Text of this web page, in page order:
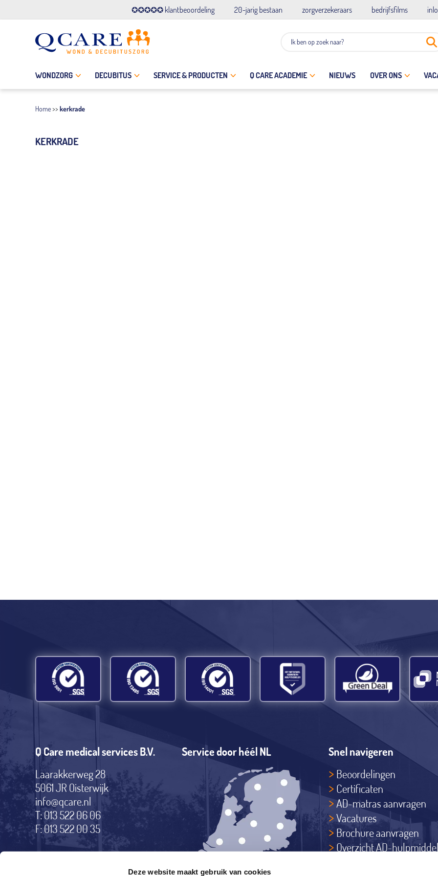
Deze website maakt gebruik van cookies
✪✪✪✪✪ klantbeoordeling 20-jarig bestaan zorgverzekeraars bedrijfsfilms
WONDZORG DECUBITUS SERVICE & PRODUCTEN Q CARE ACADEMIE NIEUWS OVER ONS
Home>> kerkrade
KERKRADE
Q Care medical services B.V.
Laarakkerweg 28
5061 JR Oisterwijk
info@qcare.nl
T: 013 522 06 06
F: 013 522 00 35
Service door héél NL
Snel navigeren
Beoordelingen
Certificaten
AD-matras aanvragen
Vacatures
Brochure aanvragen
Overzicht AD-